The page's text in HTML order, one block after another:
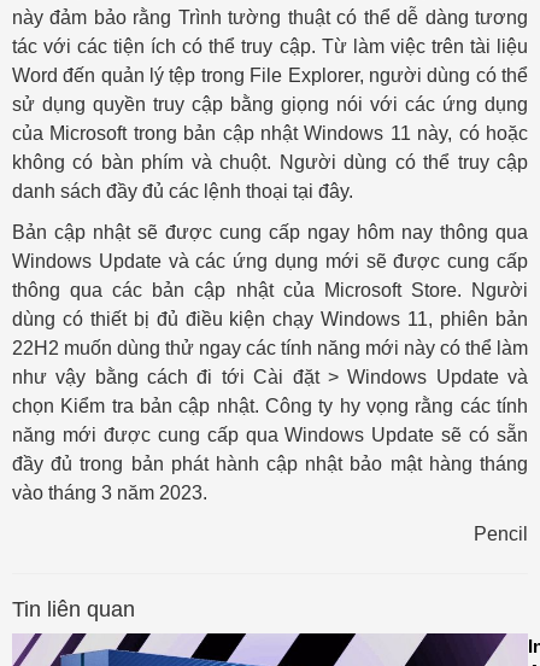
này đảm bảo rằng Trình tường thuật có thể dễ dàng tương
tác với các tiện ích có thể truy cập. Từ làm việc trên tài liệu
Word đến quản lý tệp trong File Explorer, người dùng có thể
sử dụng quyền truy cập bằng giọng nói với các ứng dụng
của Microsoft trong bản cập nhật Windows 11 này, có hoặc
không có bàn phím và chuột. Người dùng có thể truy cập
danh sách đầy đủ các lệnh thoại tại đây.
Bản cập nhật sẽ được cung cấp ngay hôm nay thông qua
Windows Update và các ứng dụng mới sẽ được cung cấp
thông qua các bản cập nhật của Microsoft Store. Người
dùng có thiết bị đủ điều kiện chạy Windows 11, phiên bản
22H2 muốn dùng thử ngay các tính năng mới này có thể làm
như vậy bằng cách đi tới Cài đặt > Windows Update và
chọn Kiểm tra bản cập nhật. Công ty hy vọng rằng các tính
năng mới được cung cấp qua Windows Update sẽ có sẵn
đầy đủ trong bản phát hành cập nhật bảo mật hàng tháng
vào tháng 3 năm 2023.
Pencil
Tin liên quan